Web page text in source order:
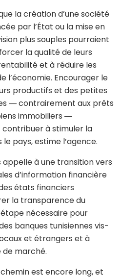
la création d’une société
par l’État ou la mise en
plus souples pourraient
la qualité de leurs
et à réduire les
l’économie. Encourager le
productifs et des petites
― contrairement aux prêts
immobiliers ―
à stimuler la
pays, estime l’agence.
appelle à une transition vers
d’information financière
états financiers
la transparence du
nécessaire pour
banques tunisiennes vis-
et étrangers et à
de marché.
chemin est encore long, et